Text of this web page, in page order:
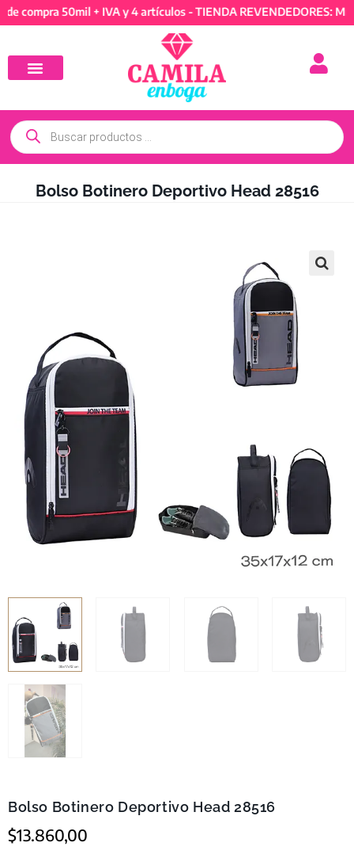
compra 50mil + IVA y 4 artículos - TIENDA REVENDEDORES:
Bolso Botinero Deportivo Head 28516
Bolso Botinero Deportivo Head 28516
$13.860,00